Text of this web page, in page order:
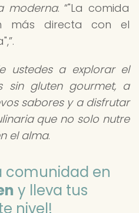
moderna. "La comida
más directa con el
.
ustedes a explorar el
sin gluten gourmet, a
sabores y a disfrutar
que no solo nutre
el alma.
comunidad en
y lleva tus
nivel!